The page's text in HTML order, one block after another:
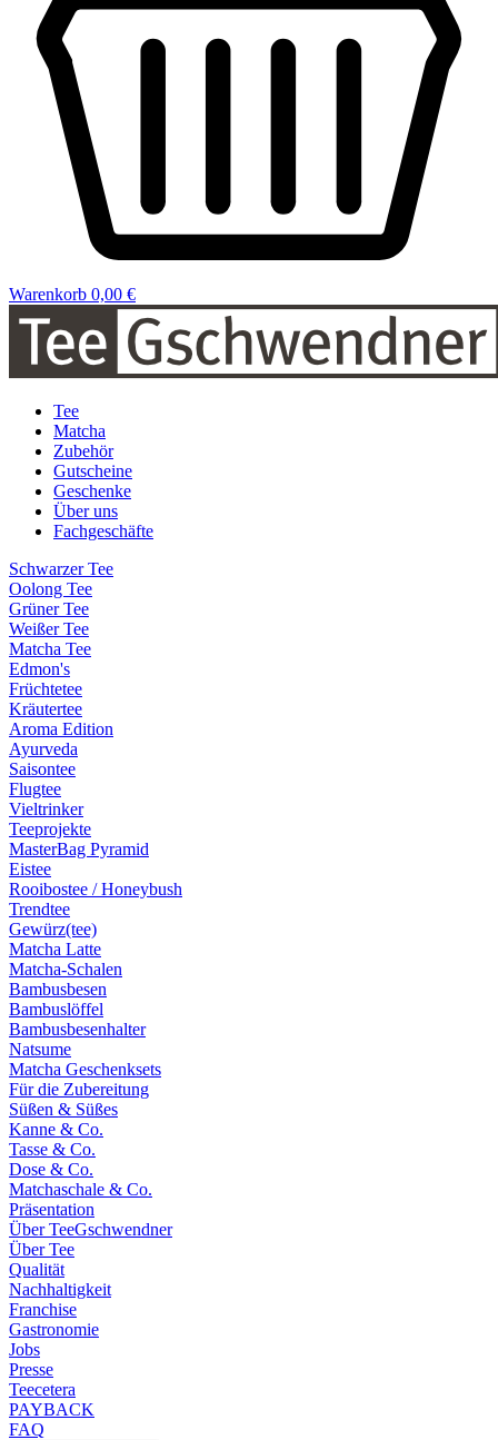
Warenkorb 0,00 €
Tee
Matcha
Zubehör
Gutscheine
Geschenke
Über uns
Fachgeschäfte
Schwarzer Tee
Oolong Tee
Grüner Tee
Weißer Tee
Matcha Tee
Edmon's
Früchtetee
Kräutertee
Aroma Edition
Ayurveda
Saisontee
Flugtee
Vieltrinker
Teeprojekte
MasterBag Pyramid
Eistee
Rooibostee / Honeybush
Trendtee
Gewürz(tee)
Matcha Latte
Matcha-Schalen
Bambusbesen
Bambuslöffel
Bambusbesenhalter
Natsume
Matcha Geschenksets
Für die Zubereitung
Süßen & Süßes
Kanne & Co.
Tasse & Co.
Dose & Co.
Matchaschale & Co.
Präsentation
Über TeeGschwendner
Über Tee
Qualität
Nachhaltigkeit
Franchise
Gastronomie
Jobs
Presse
Teecetera
PAYBACK
FAQ